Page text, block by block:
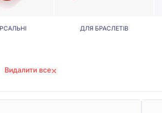
ДЛЯ БРАСЛЕТІВ
Видалити все